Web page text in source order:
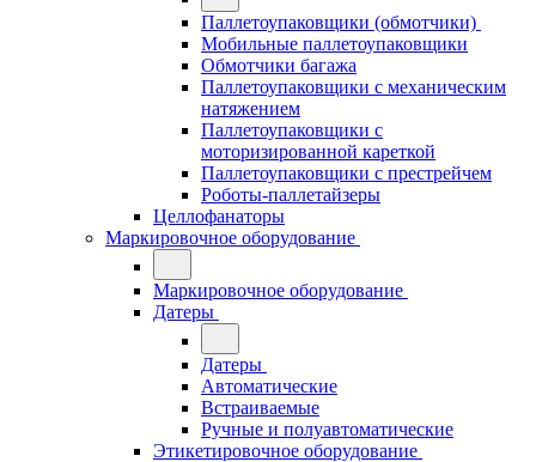
Паллетоупаковщики (обмотчики)
Мобильные паллетоупаковщики
Обмотчики багажа
Паллетоупаковщики с механическим
натяжением
Паллетоупаковщики с
моторизированной кареткой
Паллетоупаковщики с престрейчем
Роботы-паллетайзеры
Целлофанаторы
Маркировочное оборудование
Маркировочное оборудование
Датеры
Датеры
Автоматические
Встраиваемые
Ручные и полуавтоматические
Этикетировочное оборудование